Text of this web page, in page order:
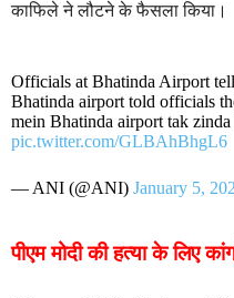
काफिले ने लौटने के फैसला किया।
Officials at Bhatinda Airport
Bhatinda airport told officials
mein Bhatinda airport tak zinda
pic.twitter.com/GLBAhBhgL6
— ANI (@ANI) January 5,
पीएम मोदी की हत्या के लिए